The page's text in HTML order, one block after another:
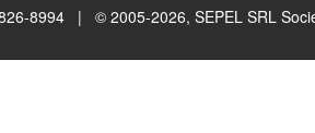
8994 | © 2005-2026, SEPEL SRL